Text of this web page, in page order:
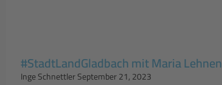
#StadtLandGladbach mit Maria Lehnen
Inge SchnettlerSeptember 21, 2023